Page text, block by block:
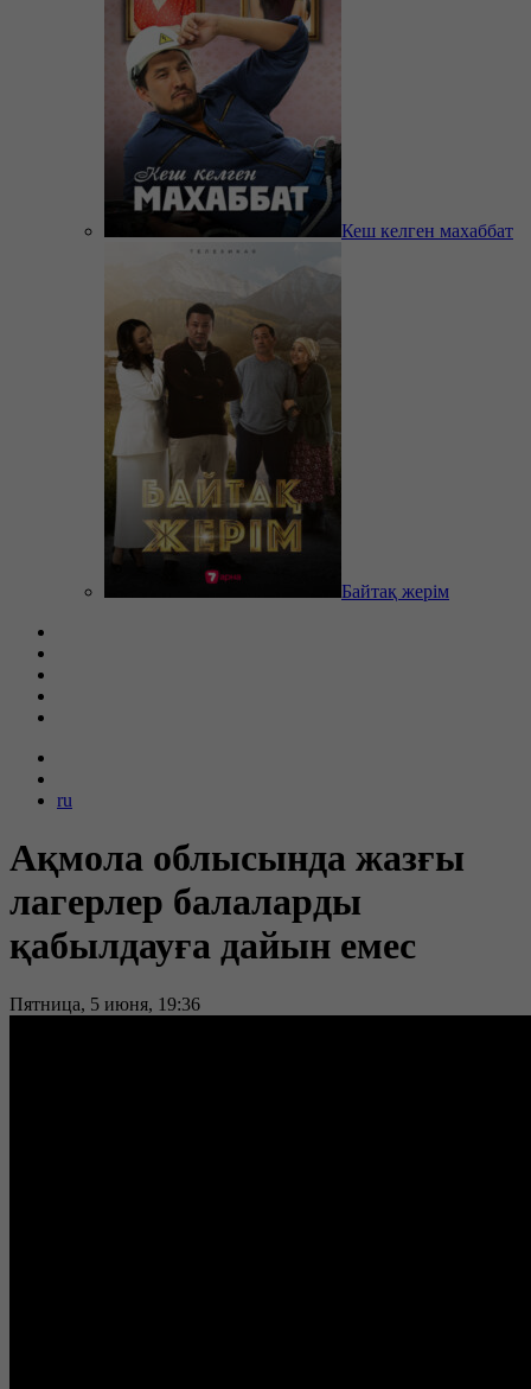
Кеш келген махаббат
Байтақ жерім
ru
Ақмола облысында жазғы
лагерлер балаларды
қабылдауға дайын емес
Пятница, 5 июня, 19:36